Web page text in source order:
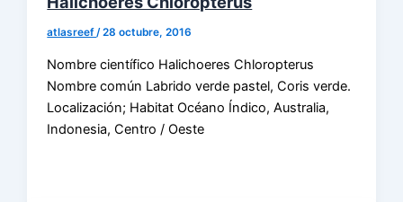
atlasreef/28 octubre, 2016
Nombre científico Halichoeres Chloropterus
Nombre común Labrido verde pastel, Coris verde.
Localización; Habitat Océano Índico, Australia,
Indonesia, Centro / Oeste